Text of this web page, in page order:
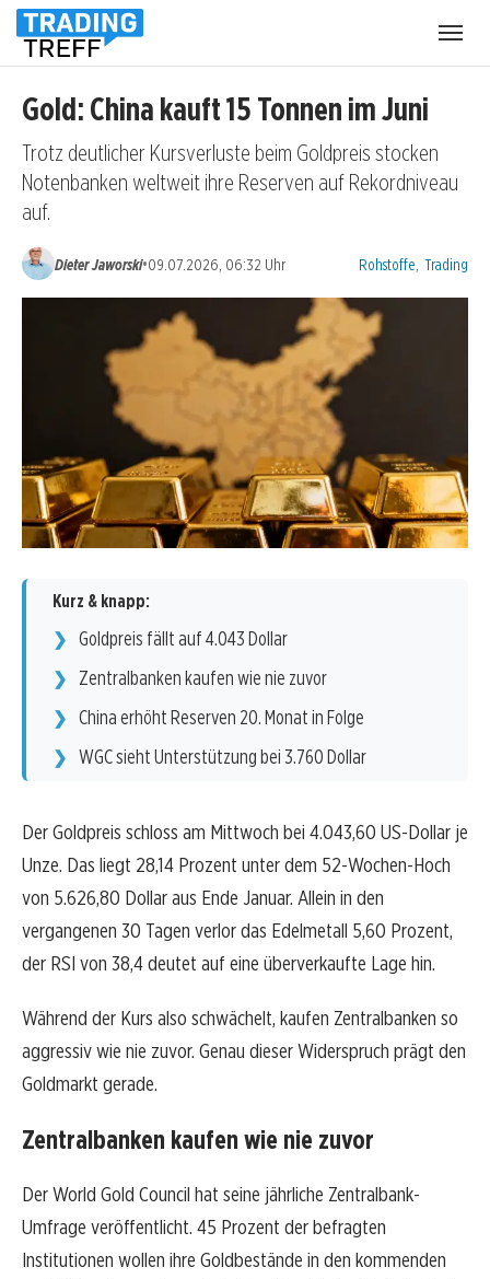
Gold: China kauft 15 Tonnen im Juni
Trotz deutlicher Kursverluste beim Goldpreis stocken
Notenbanken weltweit ihre Reserven auf Rekordniveau
auf.
Dieter Jaworski•09.07.2026, 06:32 Uhr Kategorien:
Rohstoffe Trading
Kurz & knapp:
Goldpreis fällt auf 4.043 Dollar
Zentralbanken kaufen wie nie zuvor
China erhöht Reserven 20. Monat in Folge
WGC sieht Unterstützung bei 3.760 Dollar
Der Goldpreis schloss am Mittwoch bei 4.043,60 US-Dollar je
Unze. Das liegt 28,14 Prozent unter dem 52-Wochen-Hoch
von 5.626,80 Dollar aus Ende Januar. Allein in den
vergangenen 30 Tagen verlor das Edelmetall 5,60 Prozent,
der RSI von 38,4 deutet auf eine überverkaufte Lage hin.
Während der Kurs also schwächelt, kaufen Zentralbanken so
aggressiv wie nie zuvor. Genau dieser Widerspruch prägt den
Goldmarkt gerade.
Zentralbanken kaufen wie nie zuvor
Der World Gold Council hat seine jährliche Zentralbank-
Umfrage veröffentlicht. 45 Prozent der befragten
Institutionen wollen ihre Goldbestände in den kommenden